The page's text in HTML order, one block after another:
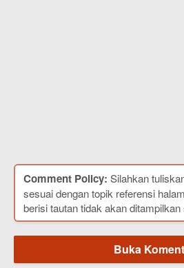
Comment Policy: Silahkan
sesuai dengan topik referensi
berisi tautan tidak akan
Buka